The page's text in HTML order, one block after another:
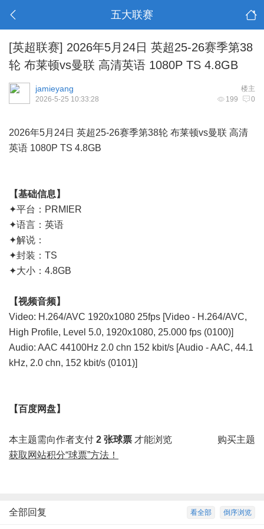
五大联赛
[英超联赛] 2026年5月24日 英超25-26赛季第38
轮 布莱顿vs曼联 高清英语 1080P TS 4.8GB
楼主
jamieyang
199 0
2026-5-25 10:33:28
2026年5月24日 英超25-26赛季第38轮 布莱顿vs曼联 高清
英语 1080P TS 4.8GB
【基础信息】
✦平台：PRMIER
✦语言：英语
✦解说：
✦封装：TS
✦大小：4.8GB
【视频音频】
Video: H.264/AVC 1920x1080 25fps [Video - H.264/AVC,
High Profile, Level 5.0, 1920x1080, 25.000 fps (0100)]
Audio: AAC 44100Hz 2.0 chn 152 kbit/s [Audio - AAC, 44.1
kHz, 2.0 chn, 152 kbit/s (0101)]
【百度网盘】
购买主题
本主题需向作者支付 2 张球票 才能浏览
获取网站积分“球票”方法！
倒序浏览
看全部
全部回复